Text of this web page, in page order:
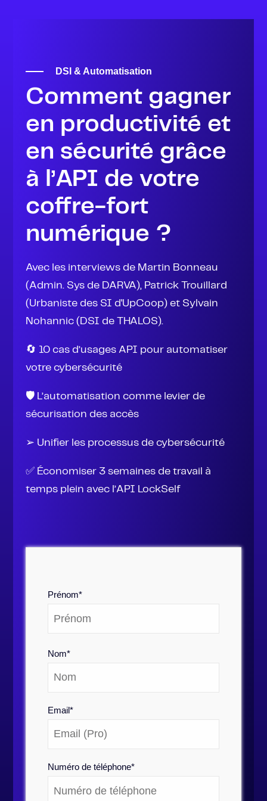
Prénom*
Nom*
Email*
Numéro de téléphone*
DSI & Automatisation
Comment gagner
en productivité et
en sécurité grâce
à l’API de votre
coffre-fort
numérique ?
Avec les interviews de Martin Bonneau
(Admin. Sys de DARVA), Patrick Trouillard
(Urbaniste des SI d'UpCoop) et Sylvain
Nohannic (DSI de THALOS).
🔄 10 cas d’usages API pour automatiser
votre cybersécurité
🛡️ L’automatisation comme levier de
sécurisation des accès
➢ Unifier les processus de cybersécurité
✅ Économiser 3 semaines de travail à
temps plein avec l’API LockSelf